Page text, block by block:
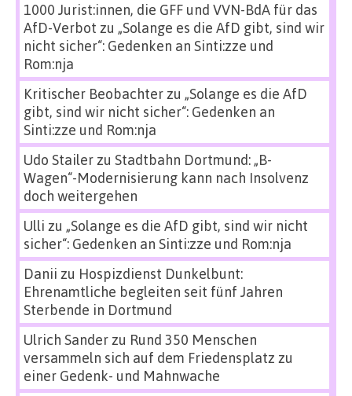
1000 Jurist:innen, die GFF und VVN-BdA für das
AfD-Verbot zu „Solange es die AfD gibt, sind wir
nicht sicher“: Gedenken an Sinti:zze und
Rom:nja
Kritischer Beobachterzu „Solange es die AfD
gibt, sind wir nicht sicher“: Gedenken an
Sinti:zze und Rom:nja
Udo Stailerzu Stadtbahn Dortmund: „B-
Wagen“-Modernisierung kann nach Insolvenz
doch weitergehen
Ulli zu „Solange es die AfD gibt, sind wir nicht
sicher“: Gedenken an Sinti:zze und Rom:nja
Danii zu Hospizdienst Dunkelbunt:
Ehrenamtliche begleiten seit fünf Jahren
Sterbende in Dortmund
Ulrich Sanderzu Rund 350 Menschen
versammeln sich auf dem Friedensplatz zu
einer Gedenk- und Mahnwache